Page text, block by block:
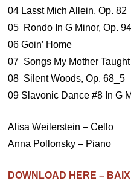
04 Lasst Mich Allein, Op. 82
05 Rondo In G Minor, Op. 94
06 Goin’ Home
07 Songs My Mother
08 Silent Woods, Op. 68_5
09 Slavonic Dance #8 In G
Alisa Weilerstein – Cello
Anna Pollonsky – Piano
DOWNLOAD HERE –